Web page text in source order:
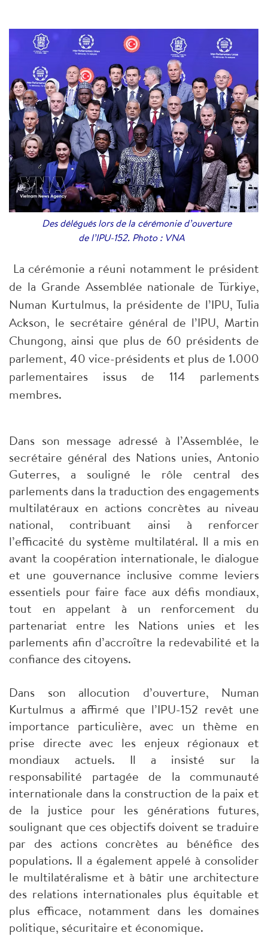
Des délégués lors de la cérémonie d’ouverture
de l’IPU-152. Photo : VNA
La cérémonie a réuni notamment le président
de la Grande Assemblée nationale de Türkiye,
Numan Kurtulmus, la présidente de l’IPU, Tulia
Ackson, le secrétaire général de l’IPU, Martin
Chungong, ainsi que plus de 60 présidents de
parlement, 40 vice-présidents et plus de 1.000
parlementaires issus de 114 parlements
membres.
Dans son message adressé à l’Assemblée, le
secrétaire général des Nations unies, Antonio
Guterres, a souligné le rôle central des
parlements dans la traduction des engagements
multilatéraux en actions concrètes au niveau
national, contribuant ainsi à renforcer
l’efficacité du système multilatéral. Il a mis en
avant la coopération internationale, le dialogue
et une gouvernance inclusive comme leviers
essentiels pour faire face aux défis mondiaux,
tout en appelant à un renforcement du
partenariat entre les Nations unies et les
parlements afin d’accroître la redevabilité et la
confiance des citoyens.
Dans son allocution d’ouverture, Numan
Kurtulmus a affirmé que l’IPU-152 revêt une
importance particulière, avec un thème en
prise directe avec les enjeux régionaux et
mondiaux actuels. Il a insisté sur la
responsabilité partagée de la communauté
internationale dans la construction de la paix et
de la justice pour les générations futures,
soulignant que ces objectifs doivent se traduire
par des actions concrètes au bénéfice des
populations. Il a également appelé à consolider
le multilatéralisme et à bâtir une architecture
des relations internationales plus équitable et
plus efficace, notamment dans les domaines
politique, sécuritaire et économique.